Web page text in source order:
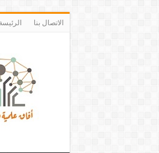
الاتصال بنا الرئيسة